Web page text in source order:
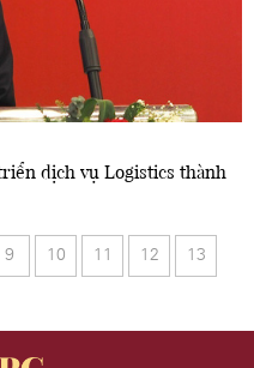
dịch vụ Logistics thành
9 10 11 12 13